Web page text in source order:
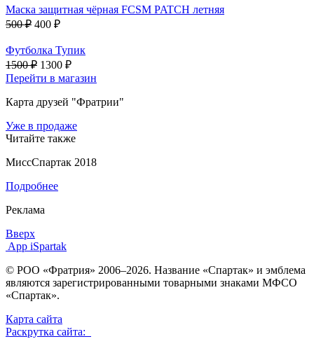
Маска защитная чёрная FCSM PATCH летняя
500 ₽ 400 ₽
Футболка Тупик
1500 ₽ 1300 ₽
Перейти в магазин
Карта друзей "Фратрии"
Уже в продаже
Читайте также
МиссСпартак 2018
Подробнее
Реклама
Вверх
App iSpartak
© РОО «Фратрия» 2006–2026. Название «Спартак» и эмблема
являются зарегистрированными товарными знаками МФСО
«Спартак».
Карта сайта
Раскрутка сайта: